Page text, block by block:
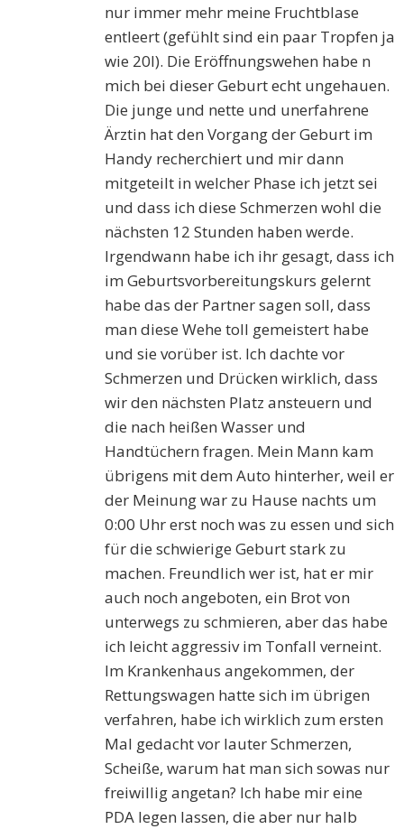
nur immer mehr meine Fruchtblase
entleert (gefühlt sind ein paar Tropfen ja
wie 20l). Die Eröffnungswehen habe n
mich bei dieser Geburt echt ungehauen.
Die junge und nette und unerfahrene
Ärztin hat den Vorgang der Geburt im
Handy recherchiert und mir dann
mitgeteilt in welcher Phase ich jetzt sei
und dass ich diese Schmerzen wohl die
nächsten 12 Stunden haben werde.
Irgendwann habe ich ihr gesagt, dass ich
im Geburtsvorbereitungskurs gelernt
habe das der Partner sagen soll, dass
man diese Wehe toll gemeistert habe
und sie vorüber ist. Ich dachte vor
Schmerzen und Drücken wirklich, dass
wir den nächsten Platz ansteuern und
die nach heißen Wasser und
Handtüchern fragen. Mein Mann kam
übrigens mit dem Auto hinterher, weil er
der Meinung war zu Hause nachts um
0:00 Uhr erst noch was zu essen und sich
für die schwierige Geburt stark zu
machen. Freundlich wer ist, hat er mir
auch noch angeboten, ein Brot von
unterwegs zu schmieren, aber das habe
ich leicht aggressiv im Tonfall verneint.
Im Krankenhaus angekommen, der
Rettungswagen hatte sich im übrigen
verfahren, habe ich wirklich zum ersten
Mal gedacht vor lauter Schmerzen,
Scheiße, warum hat man sich sowas nur
freiwillig angetan? Ich habe mir eine
PDA legen lassen, die aber nur halb